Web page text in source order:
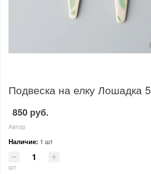
Подвеска на елку Лошадка 5
850 руб.
Автор
Наличие: 1 шт
шт